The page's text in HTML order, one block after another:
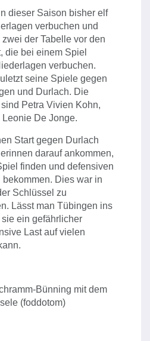
dieser Saison bisher elf
verbuchen und
der Tabelle vor den
die bei einem Spiel
verbuchen.
seine Spiele gegen
und Durlach. Die
Petra Vivien Kohn,
De Jonge.
Start gegen Durlach
darauf ankommen,
finden und defensiven
Dies war in
Schlüssel zu
Lässt man Tübingen ins
ein gefährlicher
Last auf vielen
Bünning mit dem
(foddotom)